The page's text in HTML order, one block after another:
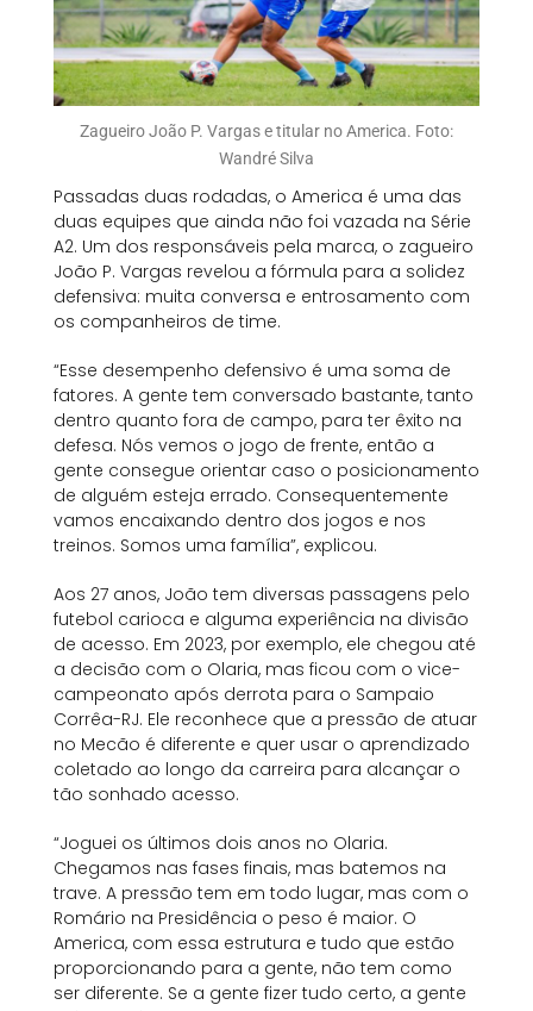
Zagueiro João P. Vargas e titular no America. Foto:
Wandré Silva
Passadas duas rodadas, o America é uma das
duas equipes que ainda não foi vazada na Série
A2. Um dos responsáveis pela marca, o zagueiro
João P. Vargas revelou a fórmula para a solidez
defensiva: muita conversa e entrosamento com
os companheiros de time.
“Esse desempenho defensivo é uma soma de
fatores. A gente tem conversado bastante, tanto
dentro quanto fora de campo, para ter êxito na
defesa. Nós vemos o jogo de frente, então a
gente consegue orientar caso o posicionamento
de alguém esteja errado. Consequentemente
vamos encaixando dentro dos jogos e nos
treinos. Somos uma família”, explicou.
Aos 27 anos, João tem diversas passagens pelo
futebol carioca e alguma experiência na divisão
de acesso. Em 2023, por exemplo, ele chegou até
a decisão com o Olaria, mas ficou com o vice-
campeonato após derrota para o Sampaio
Corrêa-RJ. Ele reconhece que a pressão de atuar
no Mecão é diferente e quer usar o aprendizado
coletado ao longo da carreira para alcançar o
tão sonhado acesso.
“Joguei os últimos dois anos no Olaria.
Chegamos nas fases finais, mas batemos na
trave. A pressão tem em todo lugar, mas com o
Romário na Presidência o peso é maior. O
America, com essa estrutura e tudo que estão
proporcionando para a gente, não tem como
ser diferente. Se a gente fizer tudo certo, a gente